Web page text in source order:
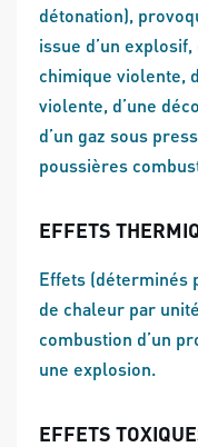
détonation),
issue d’un
chimique violente,
violente, d’une
d’un gaz sous
poussières
EFFETS
Effets (déterminés
de chaleur par
combustion d’un
une explosion.
EFFETS